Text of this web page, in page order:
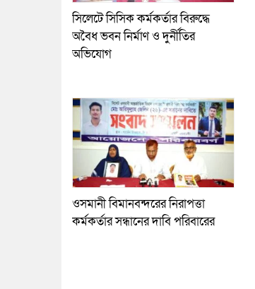
সিলেটে সিসিক কর্মকর্তার বিরুদ্ধে
অবৈধ ভবন নির্মাণ ও দুর্নীতির
অভিযোগ
ওসমানী বিমানবন্দরের নিরাপত্তা
কর্মকর্তার সন্ধানের দাবি পরিবারের